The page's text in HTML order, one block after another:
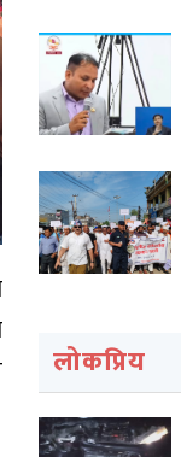
लोकप्रिय